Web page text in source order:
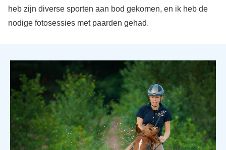
heb zijn diverse sporten aan bod gekomen, en ik heb de
nodige fotosessies met paarden gehad.